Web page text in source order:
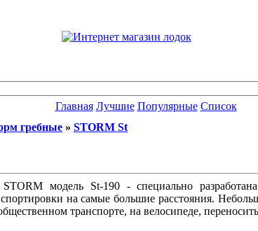
Главная Лучшие Популярные Список
гребные » STORM St
модель St-190 - специально
на самые большие расстояния.
транспорте, на велосипеде,